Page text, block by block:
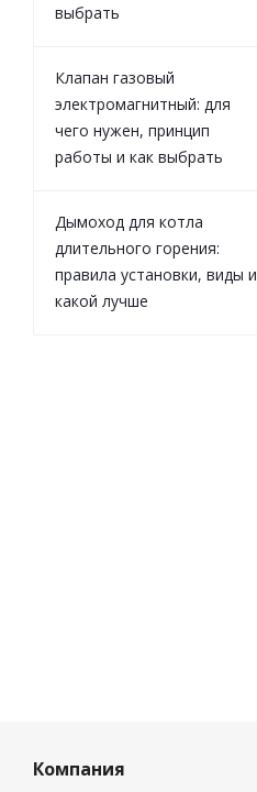
выбрать
Клапан газовый
электромагнитный: для
чего нужен, принцип
работы и как выбрать
Дымоход для котла
длительного горения:
правила установки, виды и
какой лучше
Компания